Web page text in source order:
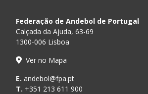
Federação de Andebol de Portugal
Calçada da Ajuda, 63-69
1300-006 Lisboa
Ver no Mapa
E. andebol@fpa.pt
T. +351 213 611 900